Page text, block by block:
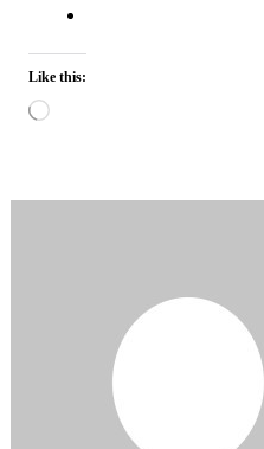
Like this:
Loading…